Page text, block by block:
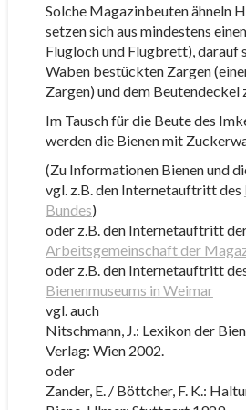
Solche Magazinbeuten ähneln
setzen sich aus mindestens
Flugloch und Flugbrett), darauf
Waben bestückten Zargen
Zargen) und dem Beutendeckel
Im Tausch für die Beute des
werden die Bienen mit
(Zu Informationen Bienen und
vgl. z.B. den Internetauftritt des
Bundes)
oder z.B. den Internetauftritt
Arbeitsgemeinschaft der
oder z.B. den Internetauftritt
Bienenmuseums in Weimar
vgl. auch
Nitschmann, J.: Lexikon der
Verlag: Wien 2002.
oder
Zander, E. / Böttcher, F. K.: